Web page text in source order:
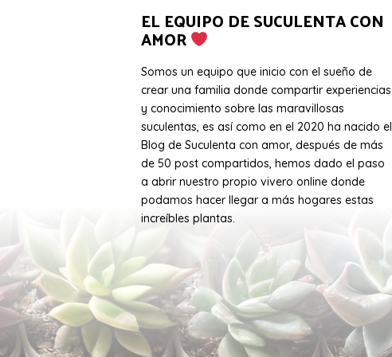
EL EQUIPO DE SUCULENTA CON
AMOR
Somos un equipo que inicio con el sueño de
crear una familia donde compartir experiencias
y conocimiento sobre las maravillosas
suculentas, es así como en el 2020 ha nacido el
Blog de Suculenta con amor, después de más
de 50 post compartidos, hemos dado el paso
a abrir nuestro propio vivero online donde
podamos hacer llegar a más hogares estas
increíbles plantas.